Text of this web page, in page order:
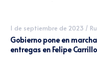
1 de septiembre de 2023 /
Gobierno pone en
entregas en Felipe